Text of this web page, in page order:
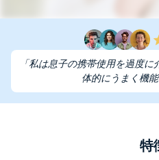
「私は息子の携帯使用を過度
体的にうまく機
特